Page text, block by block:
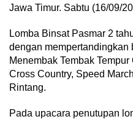
Jawa Timur. Sabtu (16/09/
Lomba Binsat Pasmar 2
dengan mempertandingkan
Menembak Tembak
Cross Country, Speed
Rintang.
Pada upacara penutupan